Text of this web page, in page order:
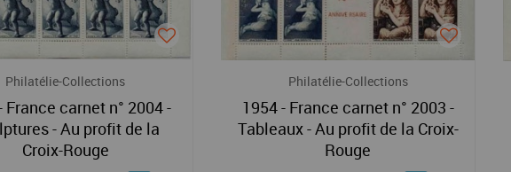
Philatélie-Collections
France carnet n° 2004 -
- Au profit de la
Croix-Rouge
Philatélie-Collections
1954 - France carnet n° 2003 -
Tableaux - Au profit de la Croix-
Rouge